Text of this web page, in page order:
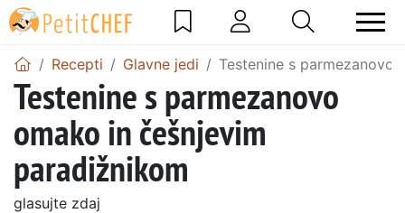
Recepti Glavne jedi Testenine s parmezanovo
Testenine s parmezanovo
omako in češnjevim
paradižnikom
glasujte zdaj